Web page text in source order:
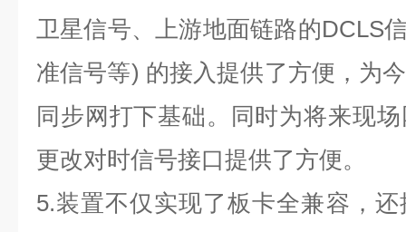
卫星信号、上游地面链路的DCLS
准信号等) 的接入提供了方便，为
同步网打下基础。同时为将来现
更改对时信号接口提供了方便。
5.装置不仅实现了板卡全兼容，